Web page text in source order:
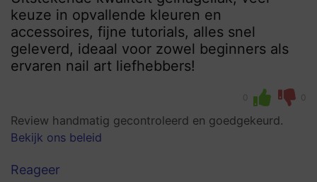
keuze in opvallende kleuren en
accessoires, fijne tutorials, alles snel
geleverd, ideaal voor zowel beginners als
ervaren nail art liefhebbers!
0 0
Review handmatig gecontroleerd en goedgekeurd.
Bekijk ons beleid
Reageer